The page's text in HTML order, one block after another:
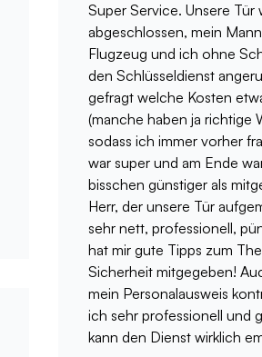
Super Service. Unsere Tür
abgeschlossen, mein
Flugzeug und ich ohne
den Schlüsseldienst
gefragt welche Kosten
(manche haben ja richtige
sodass ich immer vorher
war super und am Ende
bisschen günstiger als
Herr, der unsere Tür
sehr nett, professionell,
hat mir gute Tipps zum
Sicherheit mitgegeben!
mein Personalausweis
ich sehr professionell und
kann den Dienst wirklich